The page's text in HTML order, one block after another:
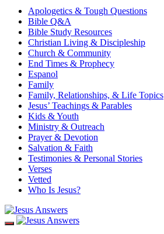
Apologetics & Tough Questions
Bible Q&A
Bible Study Resources
Christian Living & Discipleship
Church & Community
End Times & Prophecy
Espanol
Family
Family, Relationships, & Life Topics
Jesus’ Teachings & Parables
Kids & Youth
Ministry & Outreach
Prayer & Devotion
Salvation & Faith
Testimonies & Personal Stories
Verses
Vetted
Who Is Jesus?